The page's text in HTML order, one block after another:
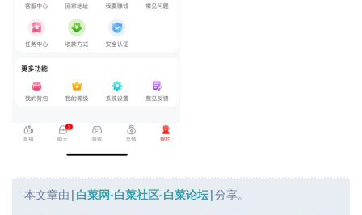
本文章由 |白菜网-白菜社区-白菜论坛|分享。